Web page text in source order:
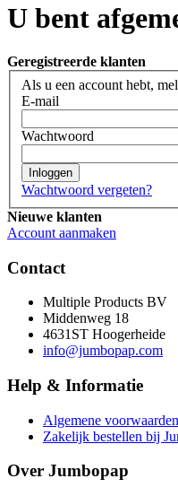
U bent
Geregistreerde klanten
Als u een account hebt,
E-mail
Wachtwoord
Inloggen
Wachtwoord vergeten?
Nieuwe klanten
Account aanmaken
Contact
Multiple Products BV
Middenweg 18
4631ST Hoogerheide
info@jumbopap.com
Help & Informatie
Algemene voorwaarden
Zakelijk bestellen bij
Over Jumbopap